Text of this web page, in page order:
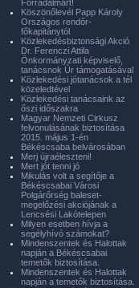
Forradalmárt!
Köszönőlevél Papp Károly
Országos rendőr-
főkapitánytól
Közlekedésbiztonsági Akció
Dr. Ferenczi Attila
Önkormányzati képviselő,
tanácsnok Úr támogatásával
Közlekedési jótanácsok a tél
közeledtével
Közlekedési tanácsaink az
őszi időszakra
Magyar Nemzeti Cirkusz
felvonulásának biztosítása
2015. május 1-én
Békéscsaba belvárosában
Merj újraéleszteni!
Mert jót tenni jó
Mikulás volt a segítője a
Békéscsabai Városi
Polgárőrség baleset-
megelőzési akciójának a
Lencsési Lakótelepen
Milyen esetben hívja a
segélyhívó számokat?
Mindenszentek és Halottak
napján a Békéscsabai
temetők biztosítása.
Mindenszentek és Halottak
napján a temetők biztosítása.